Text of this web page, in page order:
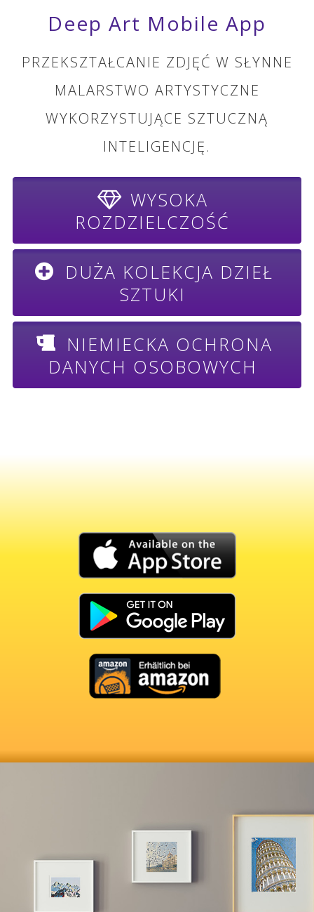
Deep Art Mobile App
PRZEKSZTAŁCANIE ZDJĘĆ W SŁYNNE
MALARSTWO ARTYSTYCZNE
WYKORZYSTUJĄCE SZTUCZNĄ
INTELIGENCJĘ.
WYSOKA
ROZDZIELCZOŚĆ
DUŻA KOLEKCJA DZIEŁ
SZTUKI
NIEMIECKA OCHRONA
DANYCH OSOBOWYCH